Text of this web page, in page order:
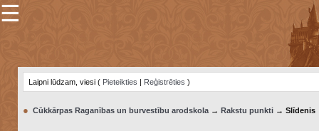
×
☰
Laipni lūdzam, viesi ( Pieteikties | Reģistrēties )
● Cūkkārpas Raganības un burvestību arodskola→ Rakstu punkti→ Slīdenis